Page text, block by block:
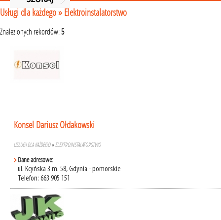
Usługi dla każdego» Elektroinstalatorstwo
Znalezionych rekordów:5
Konsel Dariusz Ołdakowski
USŁUGI DLA KAŻDEGO»ELEKTROINSTALATORSTWO
Dane adresowe:
ul. Kcyńska 3 m. 58, Gdynia - pomorskie
Telefon: 663 905 151